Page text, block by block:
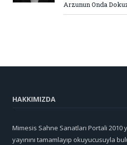
Arzunun Onda
HAKKIMIZDA
Mimesis Sahne Sanatları Portali 2010
yayınını tamamlayıp okuyucusuyla